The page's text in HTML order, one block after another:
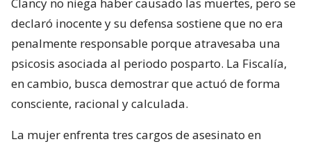
Clancy no niega haber causado las muertes, pero se
declaró inocente y su defensa sostiene que no era
penalmente responsable porque atravesaba una
psicosis asociada al periodo posparto. La Fiscalía,
en cambio, busca demostrar que actuó de forma
consciente, racional y calculada.
La mujer enfrenta tres cargos de asesinato en